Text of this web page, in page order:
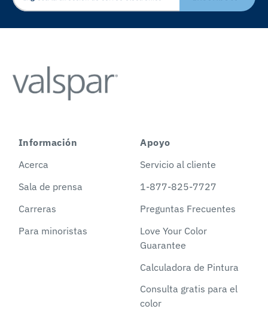
Información
Acerca
Sala de prensa
Carreras
Para minoristas
Apoyo
Servicio al cliente
1-877-825-7727
Preguntas Frecuentes
Love Your Color
Guarantee
Calculadora de Pintura
Consulta gratis para el
color